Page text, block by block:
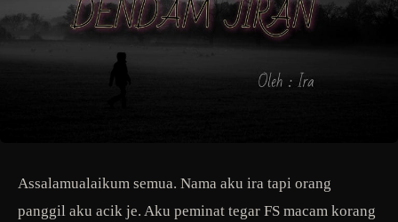
Assalamualaikum semua. Nama aku ira tapi orang
panggil aku acik je. Aku peminat tegar FS macam korang